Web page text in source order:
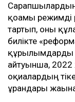
Сарапшылардың
қоғамы
тартып, оны
билікте
құрылымдарды
айтуынша,
оқиғалардың
ұрандары